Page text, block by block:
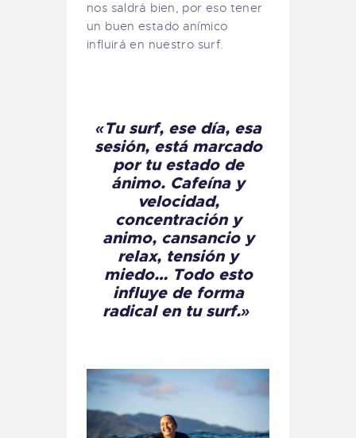
nos saldrá bien, por eso tener
un buen estado anímico
influirá en nuestro surf.
«Tu surf, ese día, esa
sesión, está marcado
por tu estado de
ánimo. Cafeína y
velocidad,
concentración y
animo, cansancio y
relax, tensión y
miedo… Todo esto
influye de forma
radical en tu surf.»